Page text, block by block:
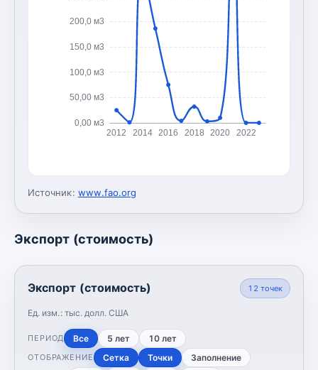
0,00 м3
50,00 м3
100,0 м3
150,0 м3
200,0 м3
2012 2014 2016 2018 2020 2022
Источник: www.fao.org
Экспорт (стоимость)
Экспорт (стоимость)
Ед. изм.: тыс. долл. США
12 точек
ПЕРИОД Все 5 лет 10 лет
ОТОБРАЖЕНИЕ Сетка Точки Заполнение